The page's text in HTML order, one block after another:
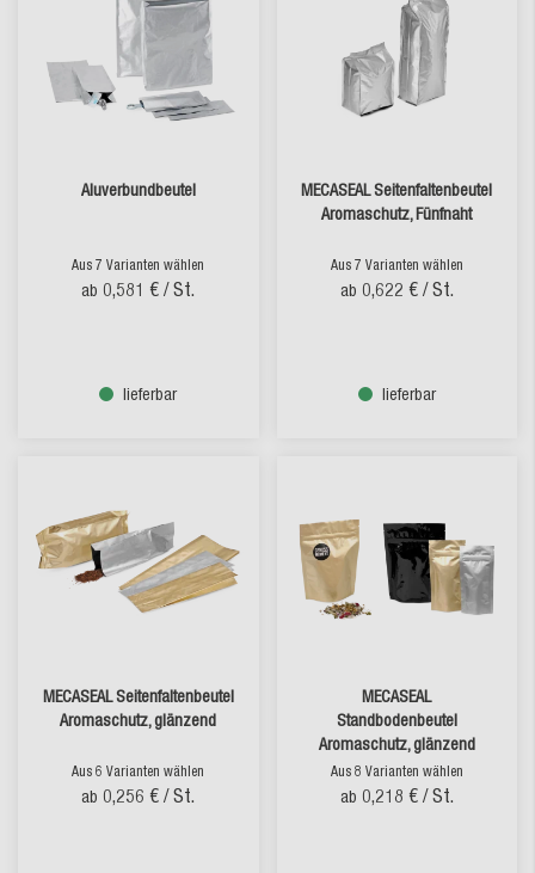
Aluverbundbeutel
Aus 7 Varianten wählen
ab 0,581 € / St.
lieferbar
MECASEAL Seitenfaltenbeutel
Aromaschutz, Fünfnaht
Aus 7 Varianten wählen
ab 0,622 € / St.
lieferbar
MECASEAL Seitenfaltenbeutel
Aromaschutz, glänzend
Aus 6 Varianten wählen
ab 0,256 € / St.
MECASEAL
Standbodenbeutel
Aromaschutz, glänzend
Aus 8 Varianten wählen
ab 0,218 € / St.